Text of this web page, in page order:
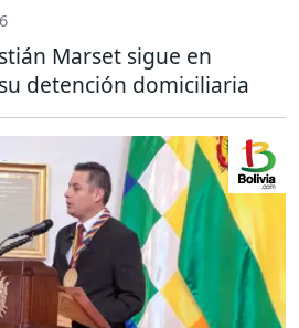
Marset sigue en
detención domiciliaria